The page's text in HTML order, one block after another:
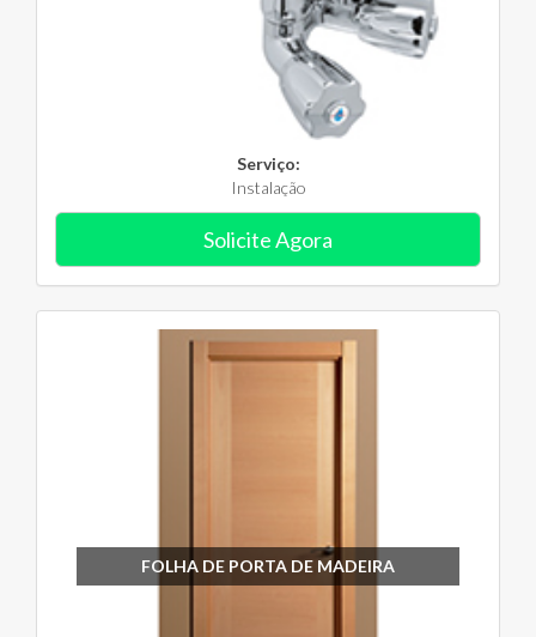
Serviço:
Instalação
Solicite Agora
FOLHA DE PORTA DE MADEIRA